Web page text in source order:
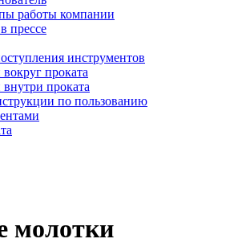
работы компании
прессе
инструментов
проката
проката
по пользованию
молотки